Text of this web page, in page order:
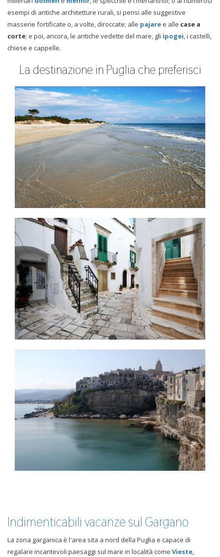
esempi di antiche architetture rurali, si pensi alle suggestive
masserie fortificate o, a volte, diroccate; alle pajare e alle case a
corte; e poi, ancora, le antiche vedette del mare, gli ipogei, i castelli,
chiese e cappelle.
La destinazione in Puglia che preferisci
Indimenticabili vacanze sul Gargano
La zona garganica è l'area sita a nord della Puglia e capace di
regalare incantevoli paesaggi sul mare in località come Vieste,